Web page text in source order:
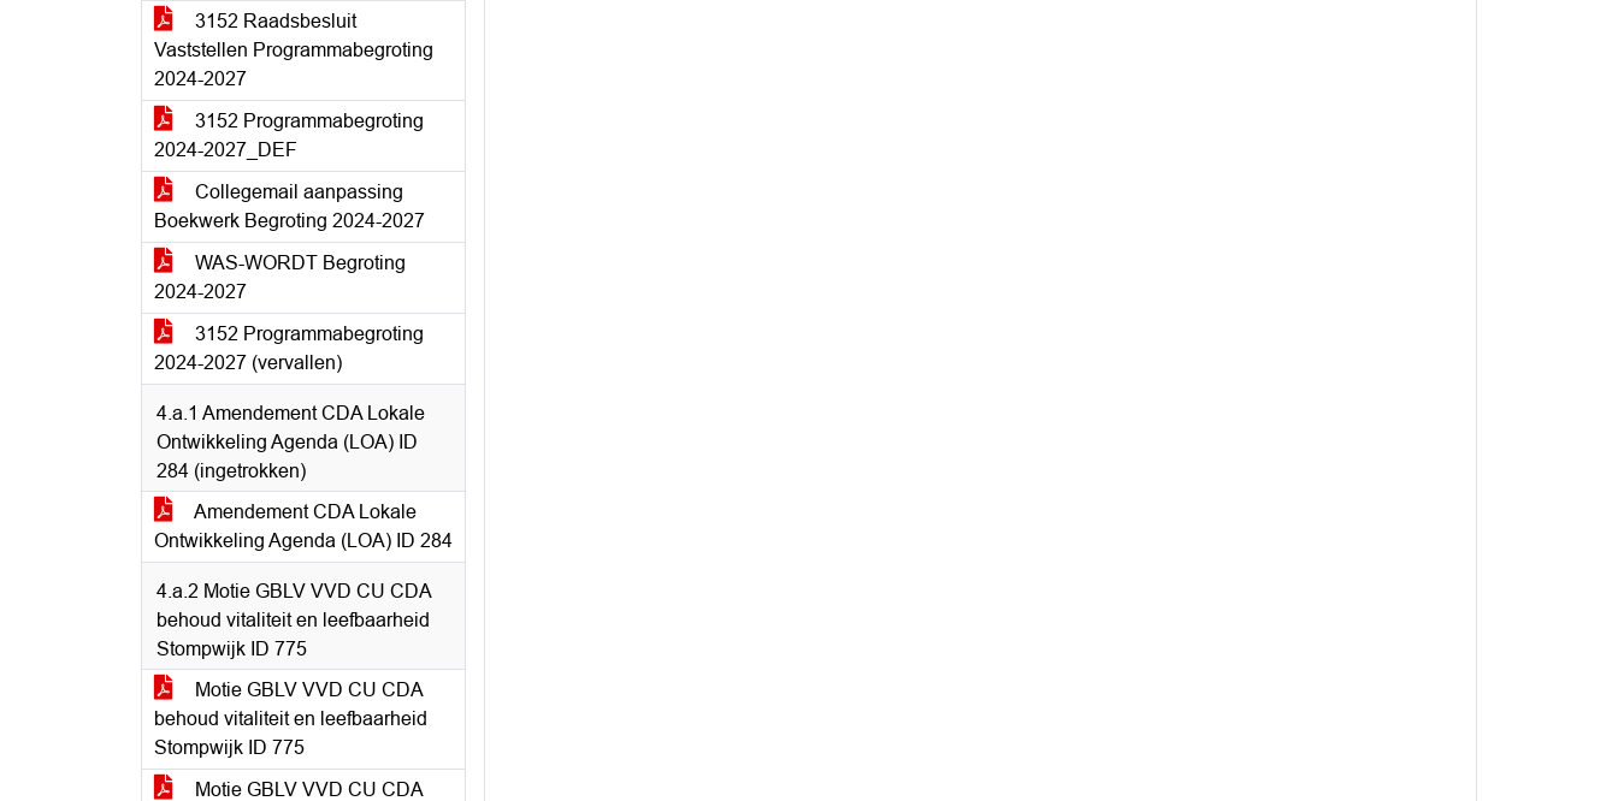
3152 Raadsbesluit
Vaststellen Programmabegroting
2024-2027
3152 Programmabegroting
2024-2027_DEF
Collegemail aanpassing
Boekwerk Begroting 2024-2027
WAS-WORDT Begroting
2024-2027
3152 Programmabegroting
2024-2027 (vervallen)
4.a.1 Amendement CDA Lokale
Ontwikkeling Agenda (LOA) ID
284 (ingetrokken)
Amendement CDA Lokale
Ontwikkeling Agenda (LOA) ID 284
4.a.2 Motie GBLV VVD CU CDA
behoud vitaliteit en leefbaarheid
Stompwijk ID 775
Motie GBLV VVD CU CDA
behoud vitaliteit en leefbaarheid
Stompwijk ID 775
Motie GBLV VVD CU CDA